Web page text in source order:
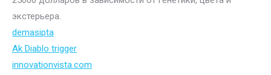
экстерьера.
demasipta
Ak Diablo trigger
innovationvista.com